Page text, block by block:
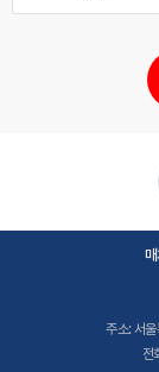
주소: 서